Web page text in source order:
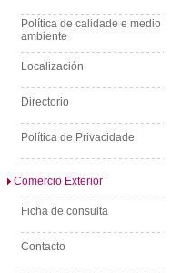
Política de calidade e medio
ambiente
Localización
Directorio
Política de Privacidade
Comercio Exterior
Ficha de consulta
Contacto